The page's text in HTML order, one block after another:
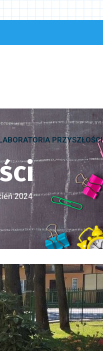
PRZYSZŁOŚCI
2024